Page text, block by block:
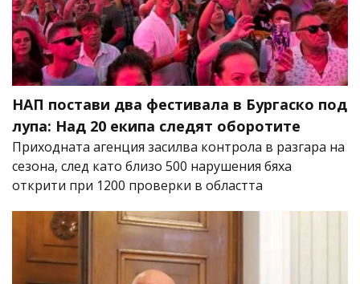
НАП постави два фестивала в Бургаско под
лупа: Над 20 екипа следят оборотите
Приходната агенция засилва контрола в разгара на
сезона, след като близо 500 нарушения бяха
открити при 1200 проверки в областта